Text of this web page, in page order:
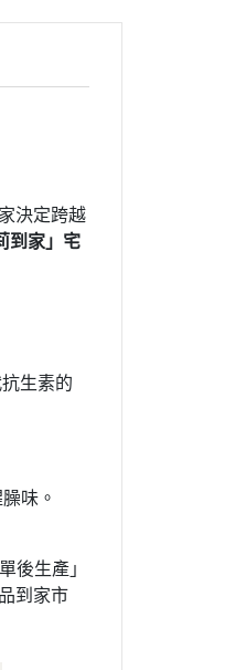
決定跨越
到家」宅
生素的
味。
後生產」
到家市